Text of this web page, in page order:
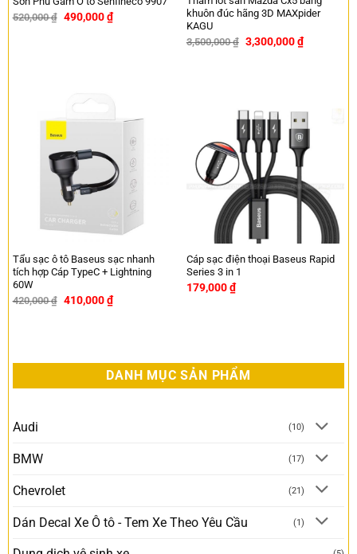
520,000₫ 490,000₫
khuôn đúc hãng 3D MAXpider
KAGU
3,500,000₫ 3,300,000₫
Tẩu sạc ô tô Baseus sạc nhanh
tích hợp Cáp TypeC + Lightning
60W
420,000₫ 410,000₫
Cáp sạc điện thoại Baseus Rapid
Series 3 in 1
179,000₫
DANH MỤC SẢN PHẨM
Audi (10)
BMW (17)
Chevrolet (21)
Dán Decal Xe Ô tô - Tem Xe Theo Yêu Cầu (1)